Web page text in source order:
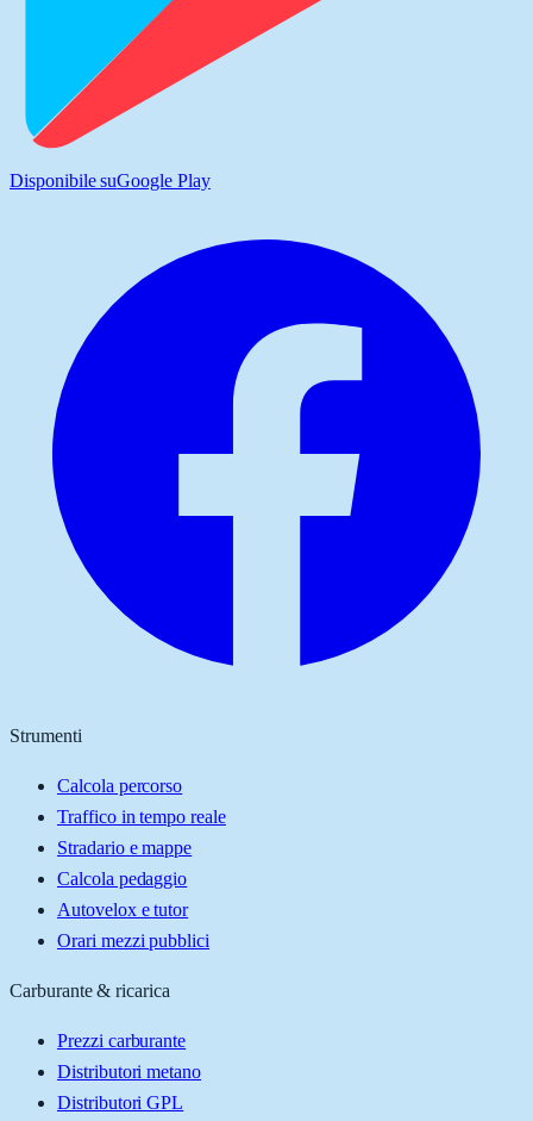
Disponibile suGoogle Play
Strumenti
Calcola percorso
Traffico in tempo reale
Stradario e mappe
Calcola pedaggio
Autovelox e tutor
Orari mezzi pubblici
Carburante & ricarica
Prezzi carburante
Distributori metano
Distributori GPL